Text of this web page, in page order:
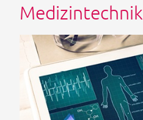
Medizintechnik